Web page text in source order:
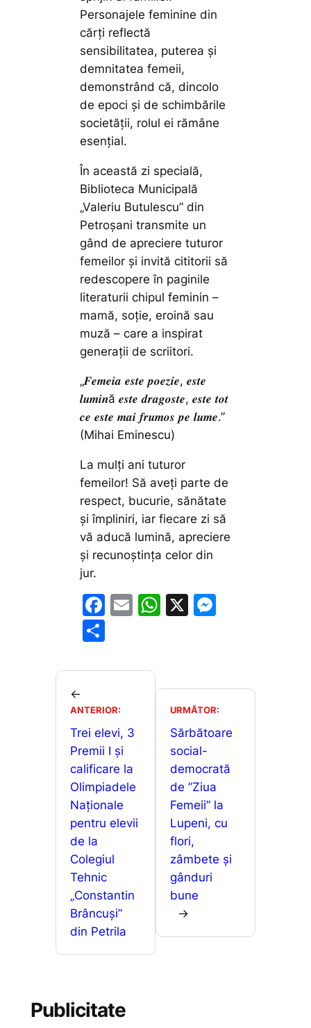
Personajele feminine din
cărți reflectă
sensibilitatea, puterea și
demnitatea femeii,
demonstrând că, dincolo
de epoci și de schimbările
societății, rolul ei rămâne
esențial.
În această zi specială,
Biblioteca Municipală
„Valeriu Butulescu” din
Petroșani transmite un
gând de apreciere tuturor
femeilor și invită cititorii să
redescopere în paginile
literaturii chipul feminin –
mamă, soție, eroină sau
muză – care a inspirat
generații de scriitori.
„𝑭𝒆𝒎𝒆𝒊𝒂 𝒆𝒔𝒕𝒆 𝒑𝒐𝒆𝒛𝒊𝒆, 𝒆𝒔𝒕𝒆
𝒍𝒖𝒎𝒊𝒏ă 𝒆𝒔𝒕𝒆 𝒅𝒓𝒂𝒈𝒐𝒔𝒕𝒆, 𝒆𝒔𝒕𝒆 𝒕𝒐𝒕
𝒄𝒆 𝒆𝒔𝒕𝒆 𝒎𝒂𝒊 𝒇𝒓𝒖𝒎𝒐𝒔 𝒑𝒆 𝒍𝒖𝒎𝒆.”
(Mihai Eminescu)
La mulți ani tuturor
femeilor! Să aveți parte de
respect, bucurie, sănătate
și împliniri, iar fiecare zi să
vă aducă lumină, apreciere
și recunoștința celor din
jur.
F
e
o
o
k
E
l
W
A
p
p
X
e
n
g
er
ta
a
z
ă
←
ANTERIOR:
Trei elevi, 3
Premii I și
calificare la
Olimpiadele
Naționale
pentru elevii
de la
Colegiul
Tehnic
„Constantin
Brâncuși”
din Petrila
URMĂTOR:
Sărbătoare
social-
democrată
de ”Ziua
Femeii” la
Lupeni, cu
flori,
zâmbete și
gânduri
bune
→
Publicitate